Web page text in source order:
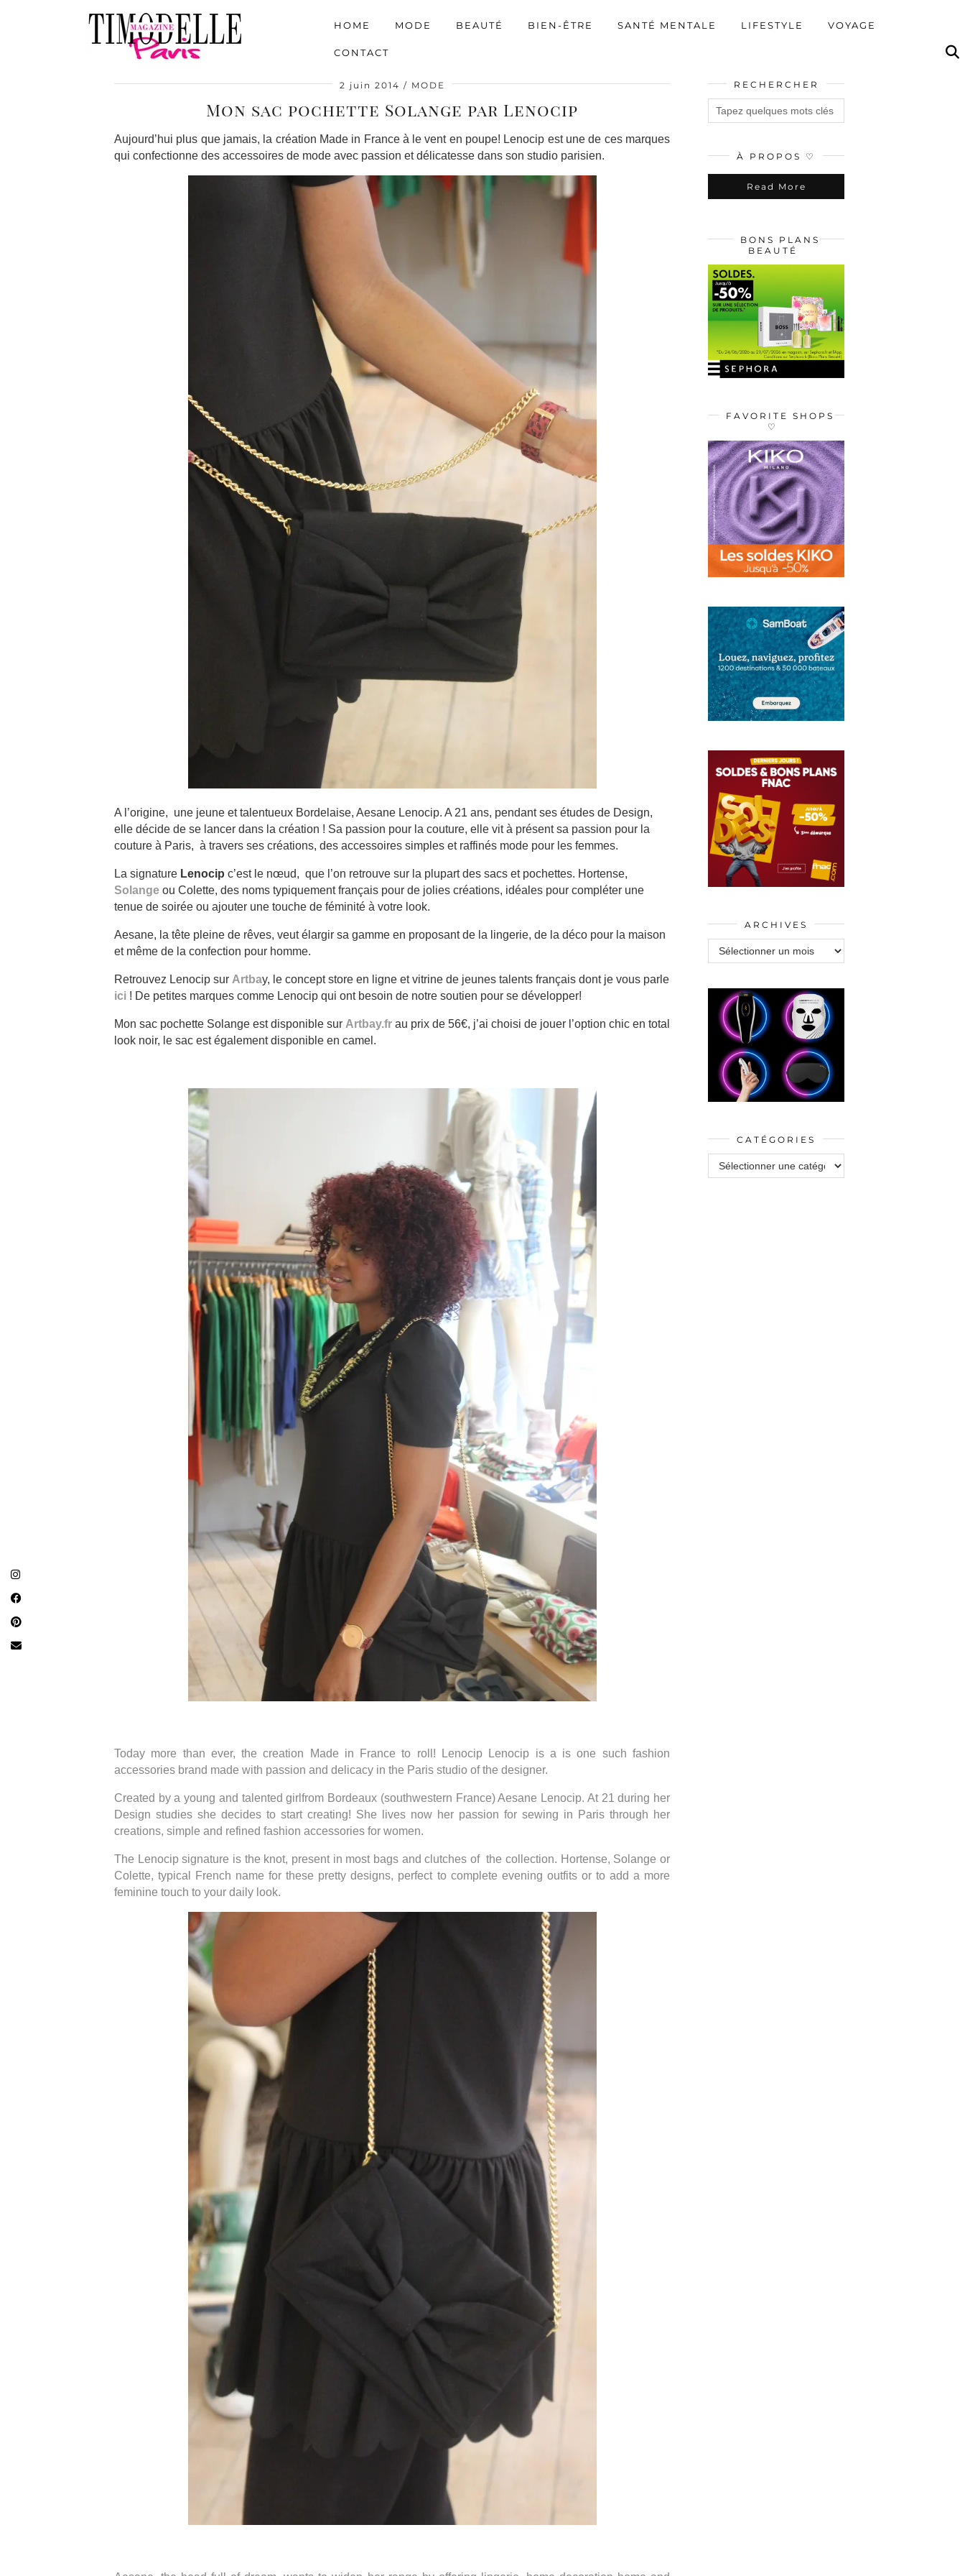
HOME MODE BEAUTÉ BIEN-ÊTRE SANTÉ MENTALE LIFESTYLE VOYAGE
CONTACT
2 juin 2014 MODE
Mon sac pochette Solange par Lenocip
Aujourd’hui plus que jamais, la création Made in France à le vent en poupe! Lenocip est une de ces marques
qui confectionne des accessoires de mode avec passion et délicatesse dans son studio parisien.
A l’origine, une jeune et talentueux Bordelaise, Aesane Lenocip. A 21 ans, pendant ses études de Design,
elle décide de se lancer dans la création ! Sa passion pour la couture, elle vit à présent sa passion pour la
couture à Paris, à travers ses créations, des accessoires simples et raffinés mode pour les femmes.
La signature Lenocip c’est le nœud, que l’on retrouve sur la plupart des sacs et pochettes. Hortense,
Solange ou Colette, des noms typiquement français pour de jolies créations, idéales pour compléter une
tenue de soirée ou ajouter une touche de féminité à votre look.
Aesane, la tête pleine de rêves, veut élargir sa gamme en proposant de la lingerie, de la déco pour la maison
et même de la confection pour homme.
Retrouvez Lenocip sur Artbay, le concept store en ligne et vitrine de jeunes talents français dont je vous parle
ici ! De petites marques comme Lenocip qui ont besoin de notre soutien pour se développer!
Mon sac pochette Solange est disponible sur Artbay.fr au prix de 56€, j’ai choisi de jouer l’option chic en total
look noir, le sac est également disponible en camel.
Today more than ever, the creation Made in France to roll! Lenocip Lenocip is a is one such fashion
accessories brand made with passion and delicacy in the Paris studio of the designer.
Created by a young and talented girlfrom Bordeaux (southwestern France) Aesane Lenocip. At 21 during her
Design studies she decides to start creating! She lives now her passion for sewing in Paris through her
creations, simple and refined fashion accessories for women.
The Lenocip signature is the knot, present in most bags and clutches of the collection. Hortense, Solange or
Colette, typical French name for these pretty designs, perfect to complete evening outfits or to add a more
feminine touch to your daily look.
RECHERCHER
À PROPOS ♡
Read More
BONS PLANS
BEAUTÉ
FAVORITE SHOPS
♡
ARCHIVES
Archives
CATÉGORIES
Catégories